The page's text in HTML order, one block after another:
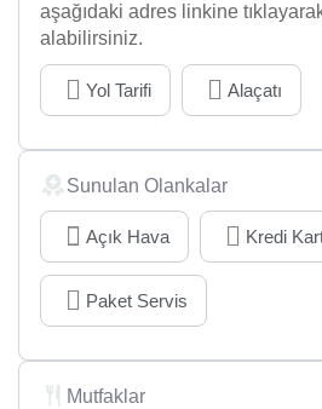
aşağıdaki adres linkine
alabilirsiniz.
Yol Tarifi Alaçatı
Sunulan Olankalar
Açık Hava Kredi
Paket Servis
Mutfaklar